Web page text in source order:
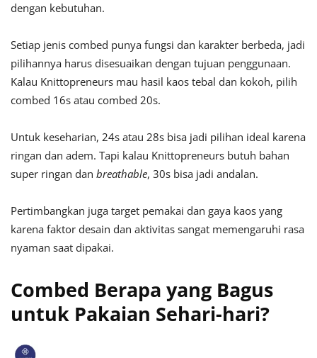
dengan kebutuhan.
Setiap jenis combed punya fungsi dan karakter berbeda, jadi
pilihannya harus disesuaikan dengan tujuan penggunaan.
Kalau Knittopreneurs mau hasil kaos tebal dan kokoh, pilih
combed 16s atau combed 20s.
Untuk keseharian, 24s atau 28s bisa jadi pilihan ideal karena
ringan dan adem. Tapi kalau Knittopreneurs butuh bahan
super ringan dan breathable, 30s bisa jadi andalan.
Pertimbangkan juga target pemakai dan gaya kaos yang
karena faktor desain dan aktivitas sangat memengaruhi rasa
nyaman saat dipakai.
Combed Berapa yang Bagus
untuk Pakaian Sehari-hari?